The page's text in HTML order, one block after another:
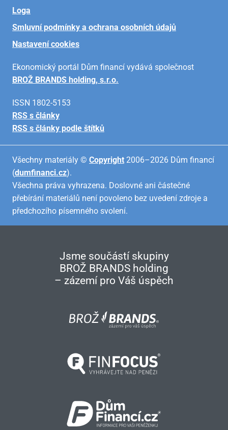
Loga
Smluvní podmínky a ochrana osobních údajů
Nastavení cookies
Ekonomický portál Dům financí vydává společnost
BROŽ BRANDS holding, s.r.o.
ISSN 1802-5153
RSS s články
RSS s články podle štítků
Všechny materiály © Copyright 2006–2026 Dům financí
(dumfinanci.cz).
Všechna práva vyhrazena. Doslovné ani částečné
přebírání materiálů není povoleno bez uvedení zdroje a
předchozího písemného svolení.
Jsme součástí skupiny
BROŽ BRANDS holding
– zázemí pro Váš úspěch